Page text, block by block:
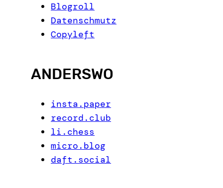
Blogroll
Datenschmutz
Copyleft
ANDERSWO
insta.paper
record.club
li.chess
micro.blog
daft.social